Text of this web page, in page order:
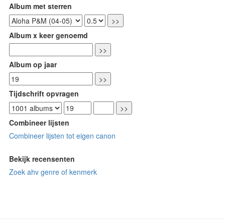
Album met sterren
Album x keer genoemd
Album op jaar
Tijdschrift opvragen
Combineer lijsten
Combineer lijsten tot eigen canon
Bekijk recensenten
Zoek ahv genre of kenmerk